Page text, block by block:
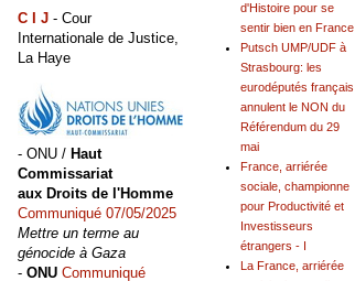
d'Histoire pour se
sentir bien en France
Putsch UMP/UDF à
Strasbourg: les
eurodéputés français
annulent le NON du
Référendum du 29
mai
France, arriérée
sociale, championne
pour Productivité et
Investisseurs
étrangers - I
La France, arriérée
C I J - Cour
Internationale de Justice,
La Haye
- ONU / Haut
Commissariat
aux Droits de l'Homme
Communiqué 07/05/2025
Mettre un terme au
génocide à Gaza
- ONU Communiqué